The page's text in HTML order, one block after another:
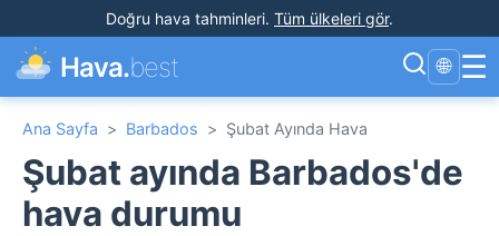
Doğru hava tahminleri. Tüm ülkeleri gör.
Hava.best 🌐 ☰
Ana Sayfa > Barbados > Şubat Ayında Hava
Şubat ayında Barbados'de
hava durumu